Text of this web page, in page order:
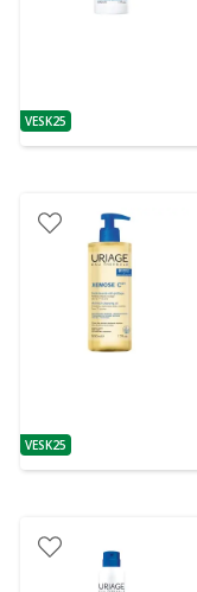
patarimas
VESK25
patarimas
VESK25